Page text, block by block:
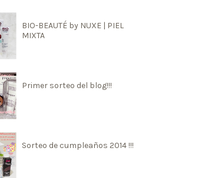
BIO-BEAUTÉ by NUXE | PIEL
MIXTA
Primer sorteo del blog!!!
Sorteo de cumpleaños 2014 !!!